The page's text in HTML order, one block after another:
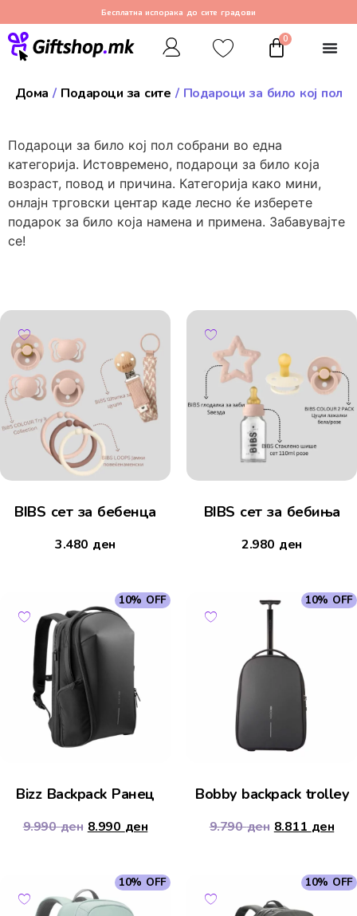
Бесплатна испорака до сите градови
0
Дома / Подароци за сите / Подароци за било кој пол
Подароци за било кој пол собрани во една
категорија. Истовремено, подароци за било која
возраст, повод и причина. Категорија како мини,
онлајн трговски центар каде лесно ќе изберете
подарок за било која намена и примена. Забавувајте
се!
BIBS сет за бебенца
3.480 ден
BIBS сет за бебиња
2.980 ден
10% OFF
Bizz Backpack Ранец
9.990ден 8.990 ден
10% OFF
Bobby backpack trolley
9.790ден 8.811 ден
10% OFF 10% OFF